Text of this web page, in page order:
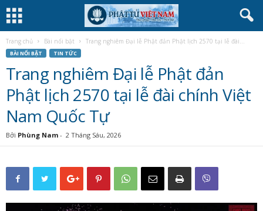
Trang chủ Bài nổi bật Trang nghiêm Đại lễ Phật đản Phật lịch 2570 tại lễ đài...
BÀI NỔI BẬT TIN TỨC
Trang nghiêm Đại lễ Phật đản
Phật lịch 2570 tại lễ đài chính Việt
Nam Quốc Tự
Bởi Phùng Nam - 2 Tháng Sáu, 2026